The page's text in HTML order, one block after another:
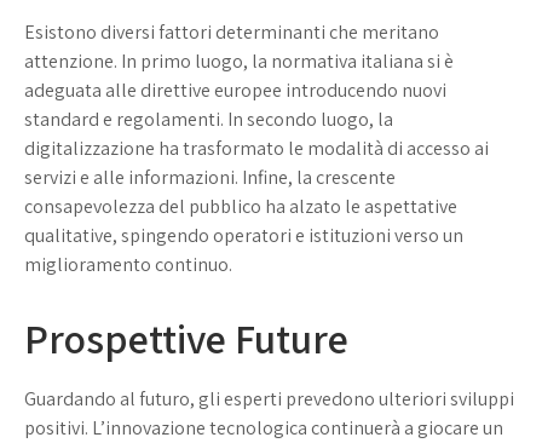
Esistono diversi fattori determinanti che meritano
attenzione. In primo luogo, la normativa italiana si è
adeguata alle direttive europee introducendo nuovi
standard e regolamenti. In secondo luogo, la
digitalizzazione ha trasformato le modalità di accesso ai
servizi e alle informazioni. Infine, la crescente
consapevolezza del pubblico ha alzato le aspettative
qualitative, spingendo operatori e istituzioni verso un
miglioramento continuo.
Prospettive Future
Guardando al futuro, gli esperti prevedono ulteriori sviluppi
positivi. L’innovazione tecnologica continuerà a giocare un